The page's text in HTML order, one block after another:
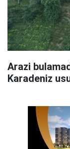
Arazi
Karadeniz